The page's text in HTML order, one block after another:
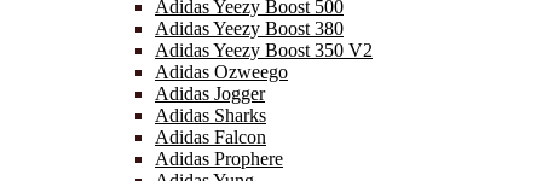
Adidas Yeezy Boost 500
Adidas Yeezy Boost 380
Adidas Yeezy Boost 350 V2
Adidas Ozweego
Adidas Jogger
Adidas Sharks
Adidas Falcon
Adidas Prophere